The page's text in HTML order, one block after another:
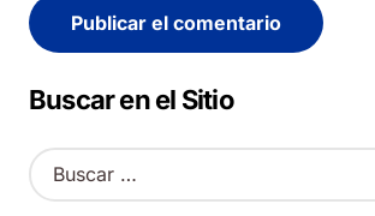
Buscar en el Sitio
B
u